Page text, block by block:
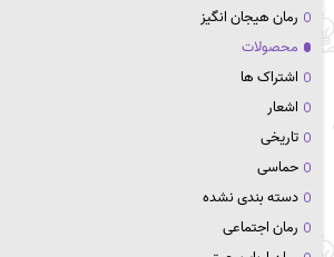
رمان هیجان انگیز
محصولات
اشتراک ها
اشعار
تاریخی
حماسی
دسته بندی نشده
رمان اجتماعی